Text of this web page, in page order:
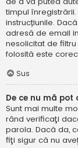
timpul
instrucțiunile.
adresă de email
nesolicitat de
folosită este
Sus
De ce nu mă
Sunt mai multe
rând verificaţi
parola. Dacă da,
fiţi sigur că nu